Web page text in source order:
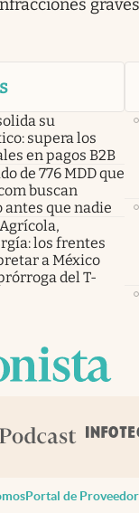
graves
su
supera los
en pagos B2B
de 776 MDD que
buscan
que nadie
Agrícola,
los frentes
a México
del T-
Portal de